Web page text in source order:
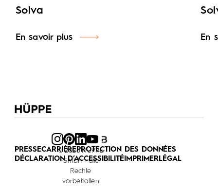
Solva
En savoir plus En
PRESSECARRIÈREPROTECTION DES DONNÉES
DÉCLARATION D’ACCESSIBILITÉIMPRIMER LÉGAL
© 2026 HÜPPE
GmbH - alle
Rechte
vorbehalten